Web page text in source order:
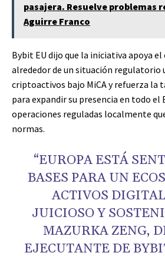
pasajera. Resuelve problemas
Aguirre Franco
Bybit EU dijo que la iniciativa apoya el
alrededor de un situación regulatorio
criptoactivos bajo MiCA y refuerza la
para expandir su presencia en todo el
operaciones reguladas localmente
normas.
“EUROPA ESTÁ
BASES PARA UN
ACTIVOS
JUICIOSO Y
MAZURKA ZENG,
EJECUTANTE DE